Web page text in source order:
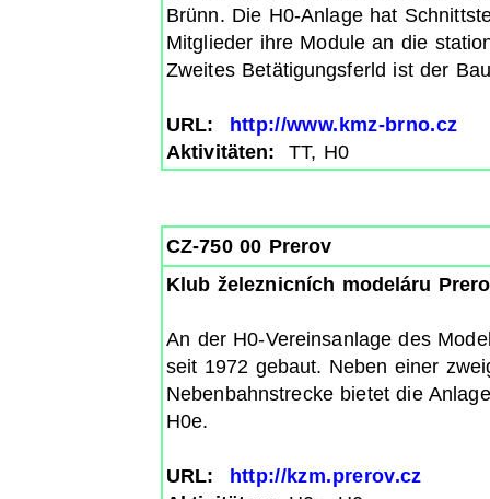
Brünn. Die H0-Anlage hat
Mitglieder ihre Module an die
Zweites Betätigungsferld ist der
URL:
http://www.kmz-brno.cz
Aktivitäten:
TT, H0
CZ-750 00 Prerov
Klub železnicních modeláru
An der H0-Vereinsanlage des
seit 1972 gebaut. Neben einer
Nebenbahnstrecke bietet die
H0e.
URL:
http://kzm.prerov.cz